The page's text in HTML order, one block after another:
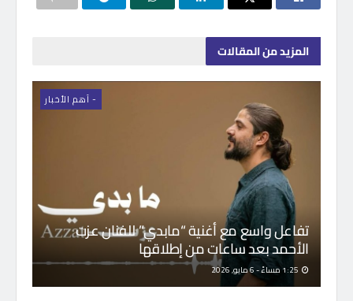
المزيدمن المقالات
- اَهم الأخبار
تفاعل واسع مع أغنية “مابدي” للفنان عزت
الأحمد بعد ساعات من إطلاقها